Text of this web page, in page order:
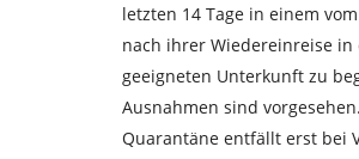
letzten 14 Tage in einem
nach ihrer Wiedereinreise
geeigneten Unterkunft zu
Ausnahmen sind
Quarantäne entfällt erst bei